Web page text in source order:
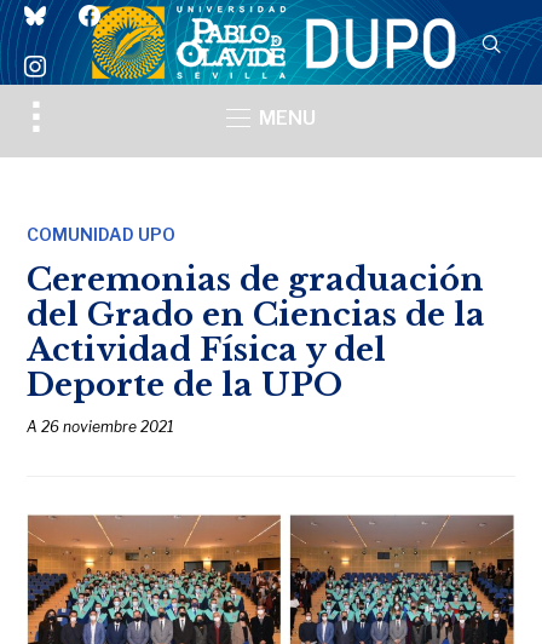
blueskyfacebook
instagram
Toggle
sidebar
MENU
COMUNIDAD UPO
Ceremonias de graduación
del Grado en Ciencias de la
Actividad Física y del
Deporte de la UPO
A26 noviembre 2021